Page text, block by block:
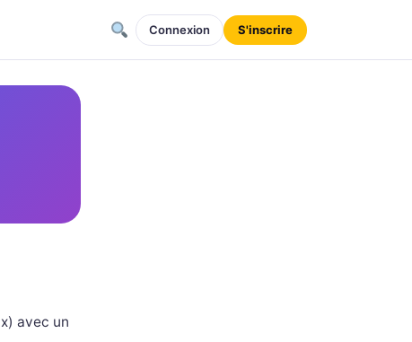
Connexion S'inscrire
avec un